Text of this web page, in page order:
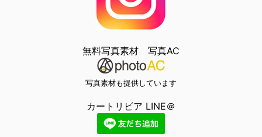
無料写真素材 写真AC
写真素材も提供しています
カートリビア LINE＠